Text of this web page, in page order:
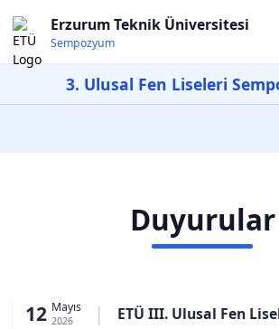
Erzurum Teknik Üniversitesi
Sempozyum
3. Ulusal Fen Liseleri
Duyurular
12 Mayıs
2026 |
ETÜ III. Ulusal Fen